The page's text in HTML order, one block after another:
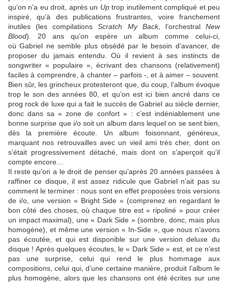
qu’on n’a eu droit, après un Uptrop inutilement compliqué et peu
inspiré, qu’à des publications frustrantes, voire franchement
inutiles (les compilationsScratch My Back, l’orchestralNew
Blood). 20 ans qu’on espère un album comme celui-ci,
oùGabriel ne semble plus obsédé par le besoin d’avancer, de
proposer du jamais entendu. Où il revient à ses instincts de
songwriter « populaire », écrivant des chansons (relativement)
faciles à comprendre, à chanter – parfois -, et à aimer – souvent.
Bien sûr, les grincheux protesteront que, du coup, l’album évoque
trop le son des années 80, et qu’on est ici bien ancré dans ce
prog rock de luxe qui a fait le succès deGabriel au siècle dernier,
donc dans sa « zone de confort » : c’est indéniablement une
bonne surprise que i/o soit un album dans lequel on se sent bien,
dès la première écoute. Un album foisonnant, généreux,
marquant nos retrouvailles avec un vieil ami très cher, dont on
s’était progressivement détaché, mais dont on s’aperçoit qu’il
compte encore…
Il reste qu’on a le droit de penser qu’après 20 années passées à
raffiner ce disque, il est assez ridicule queGabriel n’ait pas su
comment le terminer : nous sont en effet proposées trois versions
de i/o, une version « Bright Side » (comprenez en regardant le
bon côté des choses, où chaque titre est « ripoliné » pour créer
un impact maximal), une « Dark Side » (sombre, donc, mais plus
homogène), et même une version « In-Side », que nous n’avons
pas écoutée, et qui est disponible sur une version deluxe du
disque ! Après quelques écoutes, le « Dark Side » est, et ce n’est
pas une surprise, celui qui rend le plus hommage aux
compositions, celui qui, d’une certaine manière, produit l’album le
plus homogène, alors que les chansons ont été écrites sur une